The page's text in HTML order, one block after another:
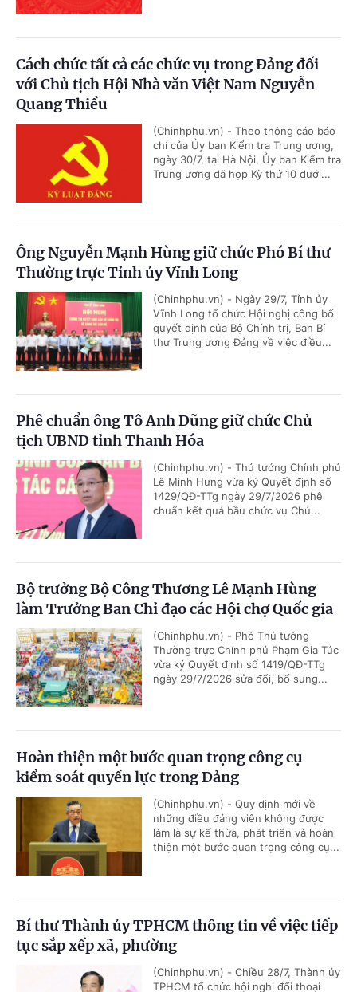
Cách chức tất cả các chức vụ trong Đảng đối
với Chủ tịch Hội Nhà văn Việt Nam Nguyễn
Quang Thiều
(Chinhphu.vn) - Theo thông cáo báo
chí của Ủy ban Kiểm tra Trung ương,
ngày 30/7, tại Hà Nội, Ủy ban Kiểm tra
Trung ương đã họp Kỳ thứ 10 dưới...
Ông Nguyễn Mạnh Hùng giữ chức Phó Bí thư
Thường trực Tỉnh ủy Vĩnh Long
(Chinhphu.vn) - Ngày 29/7, Tỉnh ủy
Vĩnh Long tổ chức Hội nghị công bố
quyết định của Bộ Chính trị, Ban Bí
thư Trung ương Đảng về việc điều...
Phê chuẩn ông Tô Anh Dũng giữ chức Chủ
tịch UBND tỉnh Thanh Hóa
(Chinhphu.vn) - Thủ tướng Chính phủ
Lê Minh Hưng vừa ký Quyết định số
1429/QĐ-TTg ngày 29/7/2026 phê
chuẩn kết quả bầu chức vụ Chủ...
Bộ trưởng Bộ Công Thương Lê Mạnh Hùng
làm Trưởng Ban Chỉ đạo các Hội chợ Quốc gia
(Chinhphu.vn) - Phó Thủ tướng
Thường trực Chính phủ Phạm Gia Túc
vừa ký Quyết định số 1419/QĐ-TTg
ngày 29/7/2026 sửa đổi, bổ sung...
Hoàn thiện một bước quan trọng công cụ
kiểm soát quyền lực trong Đảng
(Chinhphu.vn) - Quy định mới về
những điều đảng viên không được
làm là sự kế thừa, phát triển và hoàn
thiện một bước quan trọng công cụ...
Bí thư Thành ủy TPHCM thông tin về việc tiếp
tục sắp xếp xã, phường
(Chinhphu.vn) - Chiều 28/7, Thành ủy
TPHCM tổ chức hội nghị đối thoại